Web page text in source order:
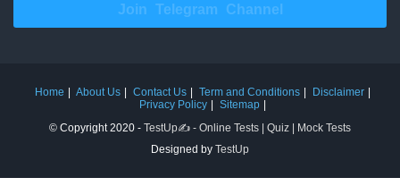
Join Telegram Channel
Home About Us Contact Us Term and Conditions
Disclaimer
Privacy Policy
Sitemap
© Copyright 2020 - TestUp✍️ - Online Tests | Quiz | Mock Tests
Designed by TestUp